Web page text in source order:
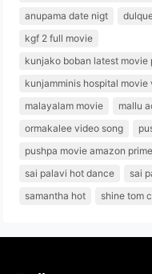
anupama date nigt
kgf 2 full movie
kunjako boban latest
kunjamminis hospital movie
malayalam movie
mallu
ormakalee video song
pushpa movie amazon prime
sai palavi hot dance
sai
samantha hot
shine tom